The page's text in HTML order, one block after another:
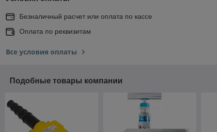
Безналичный расчет или оплата по кассе
Оплата по реквизитам
Все условия оплаты
Подобные товары компании